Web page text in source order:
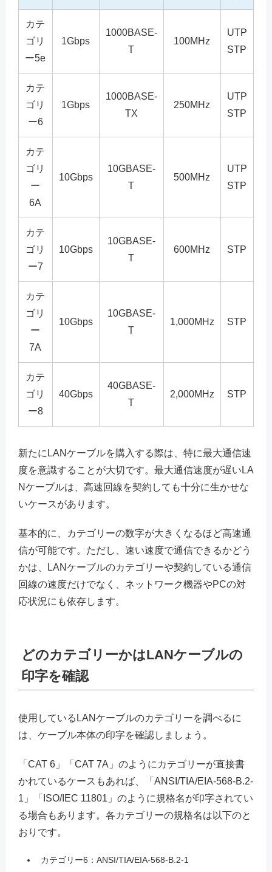
カテ
ゴリ
ー5e
1Gbps
1000BASE-
T
100MHz
UTP
STP
カテ
ゴリ
ー6
1Gbps
1000BASE-
TX
250MHz
UTP
STP
カテ
ゴリ
ー
6A
10Gbps
10GBASE-
T
500MHz
UTP
STP
カテ
ゴリ
ー7
10Gbps
10GBASE-
T
600MHz STP
カテ
ゴリ
ー
7A
10Gbps
10GBASE-
T
1,000MHz STP
カテ
ゴリ
ー8
40Gbps
40GBASE-
T
2,000MHz STP
新たにLANケーブルを購入する際は、特に最大通信速
度を意識することが大切です。最大通信速度が遅いLA
Nケーブルは、高速回線を契約しても十分に生かせな
いケースがあります。
基本的に、カテゴリーの数字が大きくなるほど高速通
信が可能です。ただし、速い速度で通信できるかどう
かは、LANケーブルのカテゴリーや契約している通信
回線の速度だけでなく、ネットワーク機器やPCの対
応状況にも依存します。
どのカテゴリーかはLANケーブルの
印字を確認
使用しているLANケーブルのカテゴリーを調べるに
は、ケーブル本体の印字を確認しましょう。
「CAT 6」「CAT 7A」のようにカテゴリーが直接書
かれているケースもあれば、「ANSI/TIA/EIA-568-B.2-
1」「ISO/IEC 11801」のように規格名が印字されてい
る場合もあります。各カテゴリーの規格名は以下のと
おりです。
カテゴリー6：ANSI/TIA/EIA-568-B.2-1